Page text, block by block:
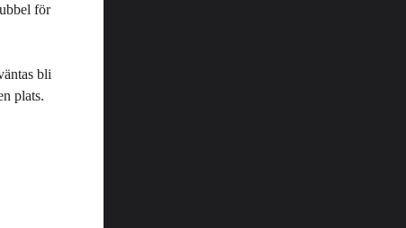
för
bli
plats.